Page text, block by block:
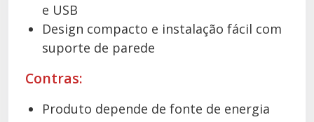
e USB
Design compacto e instalação fácil com
suporte de parede
Contras:
Produto depende de fonte de energia